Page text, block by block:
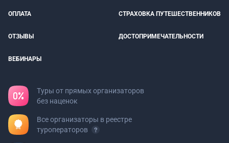
ОПЛАТА СТРАХОВКА ПУТЕШЕСТВЕННИКОВ
ОТЗЫВЫ ДОСТОПРИМЕЧАТЕЛЬНОСТИ
ВЕБИНАРЫ
Туры от прямых организаторов
без наценок
Все организаторы в реестре
туроператоров